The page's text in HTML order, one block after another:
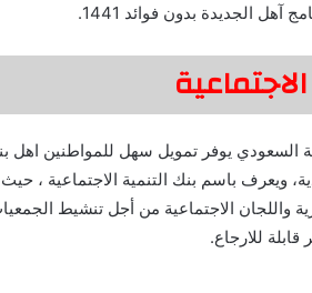
الجديدة بدون فوائد 1441.
السعودي يوفر تمويل سهل للمواطنين اهل
ويعرف باسم بنك التنمية الاجتماعية ،
الاجتماعية من أجل تنشيط
للارجاع.